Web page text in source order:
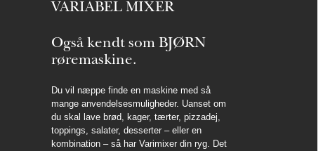
VARIABEL MIXER
Også kendt som BJØRN
røremaskine.
Du vil næppe finde en maskine med så
mange anvendelsesmuligheder. Uanset om
du skal lave brød, kager, tærter, pizzadej,
toppings, salater, desserter – eller en
kombination – så har Varimixer din ryg. Det